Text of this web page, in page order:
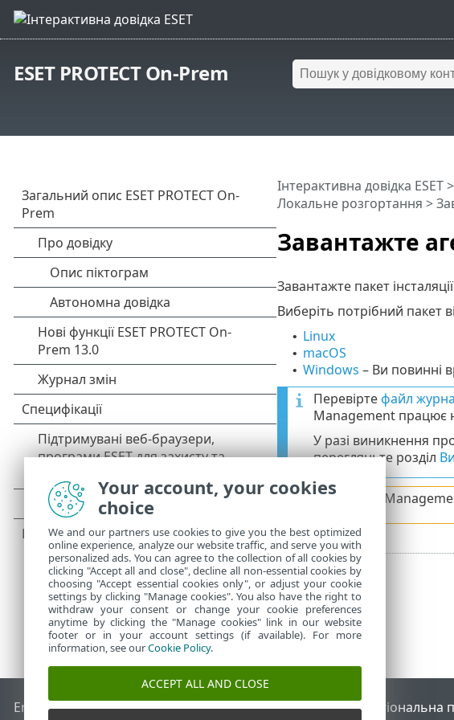
ESET PROTECT On-Prem
Завантажте
Інтерактивна довідка ESET>
Локальне розгортання >
Завантажте пакет
Виберіть потрібний пакет
• Linux
• macOS
• Windows – Ви повинні
Перевіртефайл
Management працює
У разі виникнення
перегляньте розділ
Агент ESET
End of LifeБаза знань ESETФорум ESETESET Status Portal Регіональна
Your account, your cookies
choice
We and our partners use cookies to give you the best optimized
online experience, analyze our website traffic, and serve you with
personalized ads. You can agree to the collection of all cookies by
clicking "Accept all and close", decline all non-essential cookies by
choosing "Accept essential cookies only", or adjust your cookie
settings by clicking "Manage cookies". You also have the right to
withdraw your consent or change your cookie preferences
anytime by clicking the "Manage cookies" link in our website
footer or in your account settings (if available). For more
information, see ourCookie Policy.
ACCEPT ALL AND CLOSE